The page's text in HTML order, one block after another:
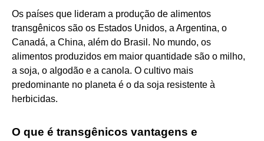
Os países que lideram a produção de alimentos
transgênicos são os Estados Unidos, a Argentina, o
Canadá, a China, além do Brasil. No mundo, os
alimentos produzidos em maior quantidade são o milho,
a soja, o algodão e a canola. O cultivo mais
predominante no planeta é o da soja resistente à
herbicidas.
O que é transgênicos vantagens e